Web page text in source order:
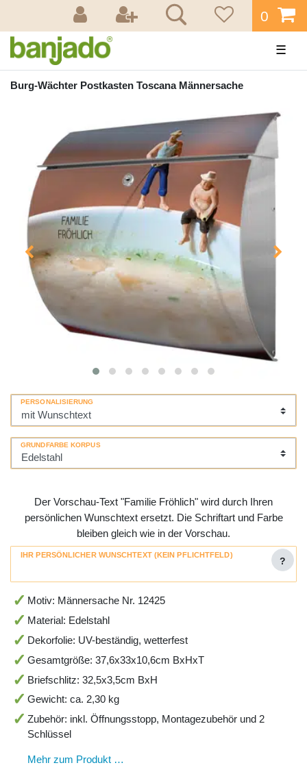
0
☰
Burg-Wächter Postkasten Toscana Männersache
PERSONALISIERUNG
GRUNDFARBE KORPUS
Der Vorschau-Text "Familie Fröhlich" wird durch Ihren
persönlichen Wunschtext ersetzt. Die Schriftart und Farbe
bleiben gleich wie in der Vorschau.
IHR PERSÖNLICHER WUNSCHTEXT (KEIN PFLICHTFELD)
?
Motiv: Männersache Nr. 12425
Material: Edelstahl
Dekorfolie: UV-beständig, wetterfest
Gesamtgröße: 37,6x33x10,6cm BxHxT
Briefschlitz: 32,5x3,5cm BxH
Gewicht: ca. 2,30 kg
Zubehör: inkl. Öffnungsstopp, Montagezubehör und 2
Schlüssel
Mehr zum Produkt …